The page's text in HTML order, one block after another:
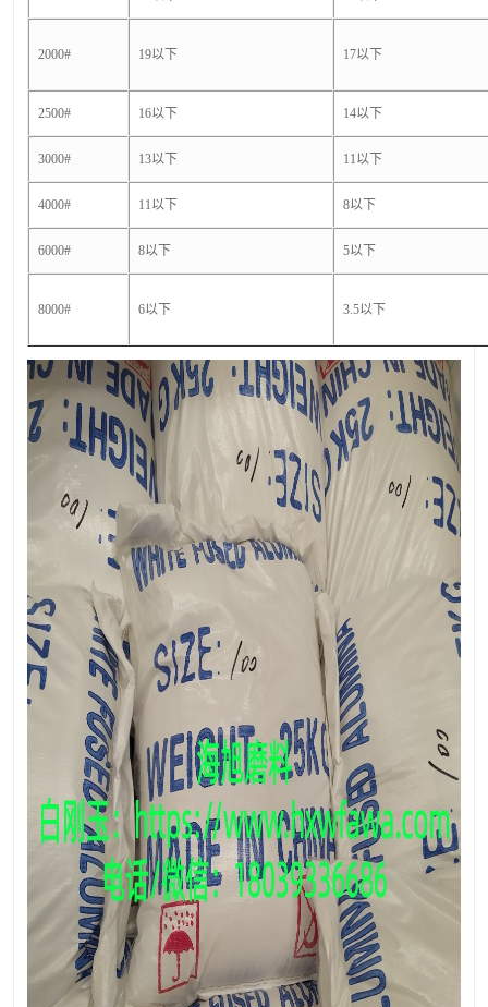
2000# 19以下 17以下
2500# 16以下 14以下
3000# 13以下 11以下
4000# 11以下 8以下
6000# 8以下 5以下
8000# 6以下 3.5以下